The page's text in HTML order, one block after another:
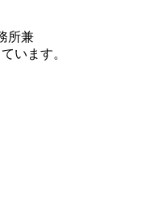
所兼
います。